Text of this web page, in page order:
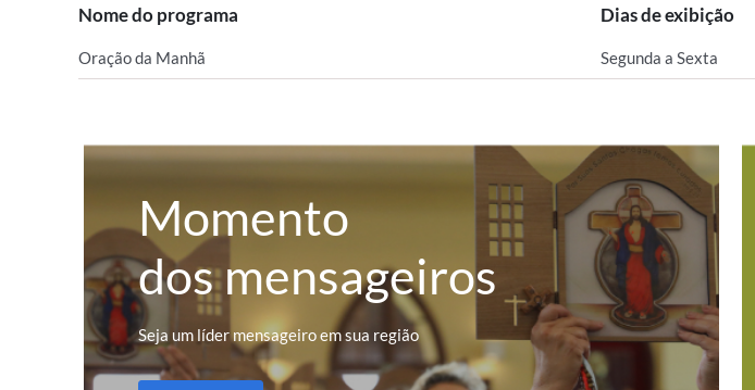
Nome do programa Dias de exibição
Oração da Manhã Segunda a Sexta
Momento
dos mensageiros
Seja um líder mensageiro em sua região